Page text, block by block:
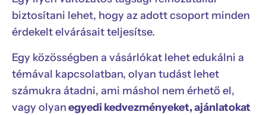
biztosítani lehet, hogy az adott csoport minden
érdekelt elvárásait teljesítse.
Egy közösségben a vásárlókat lehet edukálni a
témával kapcsolatban, olyan tudást lehet
számukra átadni, ami máshol nem érhető el,
vagy olyanegyedi kedvezményeket, ajánlatokat